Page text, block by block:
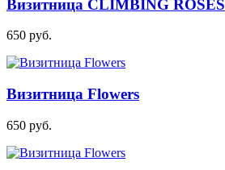
Визитница CLIMBING ROSES
650 руб.
Визитница Flowers
650 руб.